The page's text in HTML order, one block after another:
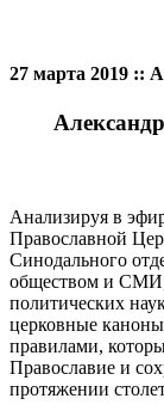
27 марта 2019 ::
Анализируя в
Православной
Синодального
обществом и
политических
церковные
правилами,
Православие и
протяжении